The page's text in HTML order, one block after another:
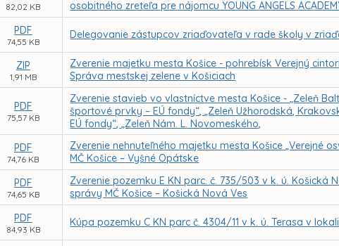
82,02 KB
osobitného zreteľa pre nájomcu YOUNG ANGELS
PDF
74,55 KB
Delegovanie zástupcov zriaďovateľa v rade školy v
ZIP
1,91 MB
Zverenie majetku mesta Košice - pohrebísk Verejný
Správa mestskej zelene v Košiciach
PDF
75,57 KB
Zverenie stavieb vo vlastníctve mesta Košice - „Zeleň
športové prvky – EÚ fondy“, „Zeleň Užhorodská,
EÚ fondy“, „Zeleň Nám. L. Novomeského,
PDF
74,76 KB
Zverenie nehnuteľného majetku mesta Košice „Verejné
MČ Košice – Vyšné Opátske
PDF
74,65 KB
Zverenie pozemku E KN parc. č. 735/503 v k. ú.
správy MČ Košice – Košická Nová Ves
PDF
84,93 KB
Kúpa pozemku C KN parc č. 4304/11 v k. ú. Terasa v